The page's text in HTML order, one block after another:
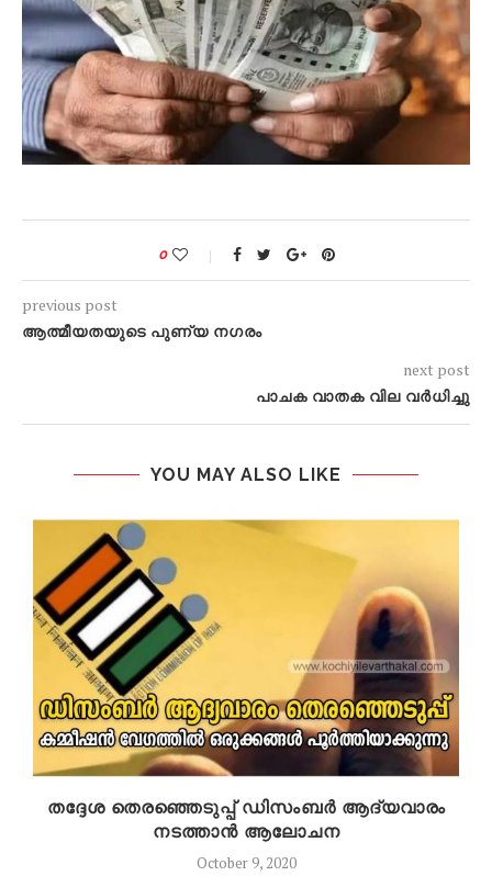
0
previous post
ആത്മീയതയുടെ പുണ്യ നഗരം
next post
പാചക വാതക വില വർധിച്ചു
YOU MAY ALSO LIKE
തദ്ദേശ തെരഞ്ഞെടുപ്പ് ഡിസംബര്‍ ആദ്യവാരം
നടത്താന്‍ ആലോചന
October 9, 2020